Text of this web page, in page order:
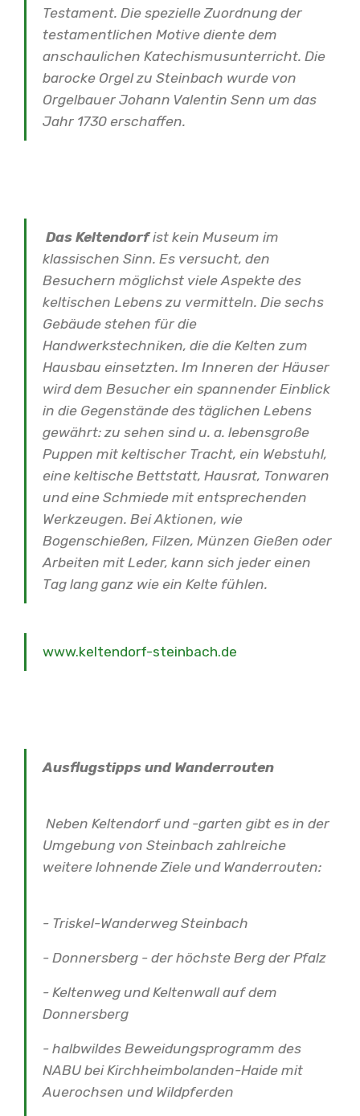
Testament. Die spezielle Zuordnung der
testamentlichen Motive diente dem
anschaulichen Katechismusunterricht. Die
barocke Orgel zu Steinbach wurde von
Orgelbauer Johann Valentin Senn um das
Jahr 1730 erschaffen.
Das Keltendorfist kein Museum im
klassischen Sinn. Es versucht, den
Besuchern möglichst viele Aspekte des
keltischen Lebens zu vermitteln. Die sechs
Gebäude stehen für die
Handwerkstechniken, die die Kelten zum
Hausbau einsetzten. Im Inneren der Häuser
wird dem Besucher ein spannender Einblick
in die Gegenstände des täglichen Lebens
gewährt: zu sehen sind u. a. lebensgroße
Puppen mit keltischer Tracht, ein Webstuhl,
eine keltische Bettstatt, Hausrat, Tonwaren
und eine Schmiede mit entsprechenden
Werkzeugen. Bei Aktionen, wie
Bogenschießen, Filzen, Münzen Gießen oder
Arbeiten mit Leder, kann sich jeder einen
Tag lang ganz wie ein Kelte fühlen.
www.keltendorf-steinbach.de
Ausflugstipps und Wanderrouten
Neben Keltendorf und -garten gibt es in der
Umgebung von Steinbach zahlreiche
weitere lohnende Ziele und Wanderrouten:
- Triskel-Wanderweg Steinbach
- Donnersberg - der höchste Berg der Pfalz
- Keltenweg und Keltenwall auf dem
Donnersberg
- halbwildes Beweidungsprogramm des
NABU bei Kirchheimbolanden-Haide mit
Auerochsen und Wildpferden